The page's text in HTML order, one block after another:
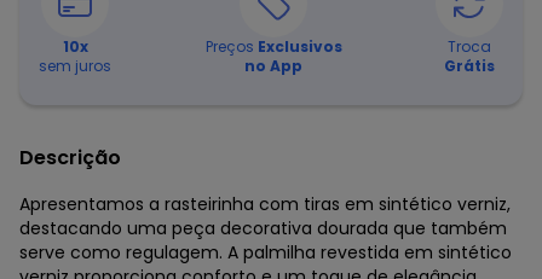
10x
sem juros
Preços Exclusivos
no App
Troca
Grátis
Descrição
Apresentamos a rasteirinha com tiras em sintético verniz,
destacando uma peça decorativa dourada que também
serve como regulagem. A palmilha revestida em sintético